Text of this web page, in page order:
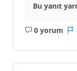
Bu yanıt
0 yorum
Açıklama